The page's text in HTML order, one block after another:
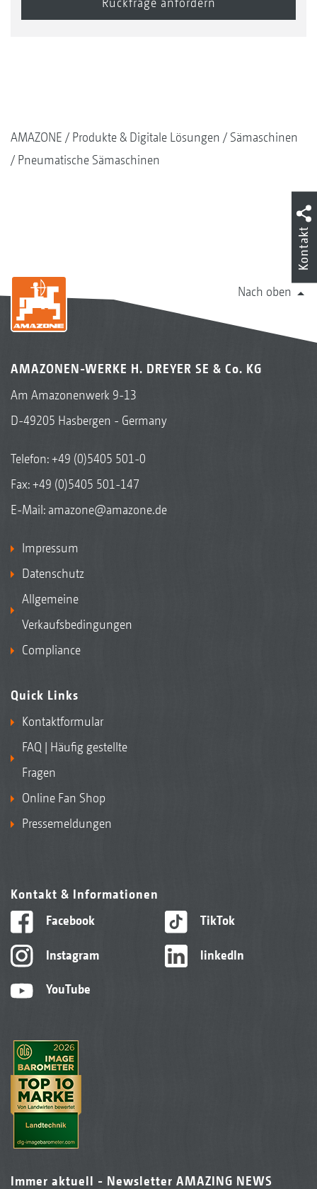
AMAZONE Produkte & Digitale Lösungen
Sämaschinen
Pneumatische Sämaschinen
Nach oben
AMAZONEN-WERKE H. DREYER SE & Co. KG
Am Amazonenwerk 9-13
D-49205 Hasbergen - Germany
Telefon:+49 (0)5405 501-0
Fax: +49 (0)5405 501-147
E-Mail: amazone@amazone.de
Impressum
Datenschutz
Allgemeine
Verkaufsbedingungen
Compliance
Quick Links
Kontaktformular
FAQ | Häufig gestellte
Fragen
Online Fan Shop
Pressemeldungen
Kontakt & Informationen
Facebook
Instagram
YouTube
TikTok
linkedIn
Immer aktuell - Newsletter AMAZING NEWS
Kontakt